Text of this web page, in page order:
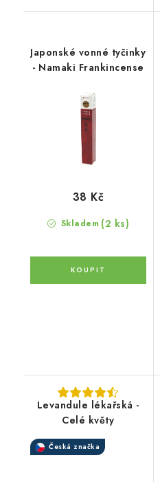
Japonské vonné tyčinky
- Namaki Frankincense
Skladem (2 ks)
38 Kč
Levandule lékařská -
Celé květy
Česká značka